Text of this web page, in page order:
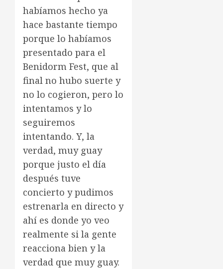
habíamos hecho ya
hace bastante tiempo
porque lo habíamos
presentado para el
Benidorm Fest, que al
final no hubo suerte y
no lo cogieron, pero lo
intentamos y lo
seguiremos
intentando. Y, la
verdad, muy guay
porque justo el día
después tuve
concierto y pudimos
estrenarla en directo y
ahí es donde yo veo
realmente si la gente
reacciona bien y la
verdad que muy guay.